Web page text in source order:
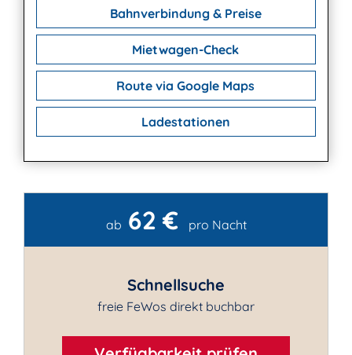
Bahnverbindung & Preise
Mietwagen-Check
Route via Google Maps
Ladestationen
Kontakt
ab 62 € pro Nacht
Schnellsuche
freie FeWos direkt buchbar